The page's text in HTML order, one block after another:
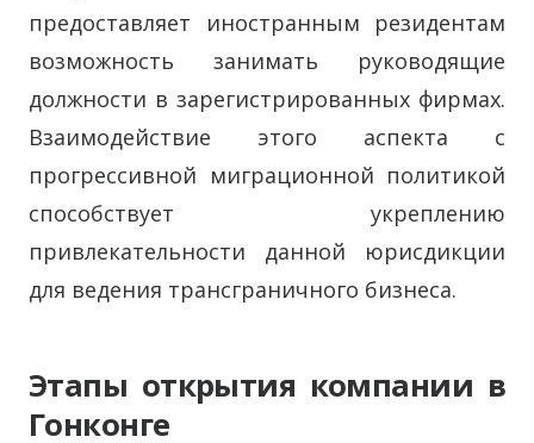
предоставляет иностранным резидентам
возможность занимать руководящие
должности в зарегистрированных фирмах.
Взаимодействие этого аспекта с
прогрессивной миграционной политикой
способствует укреплению
привлекательности данной юрисдикции
для ведения трансграничного бизнеса.
Этапы открытия компании в
Гонконге